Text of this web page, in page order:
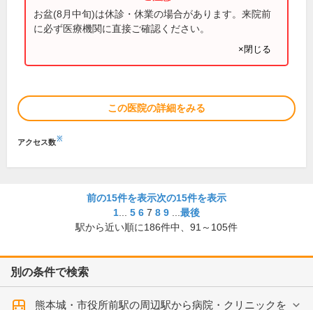
お盆(8月中旬)は休診・休業の場合があります。来院前
に必ず医療機関に直接ご確認ください。
×閉じる
この医院の詳細をみる
アクセス数※
前の15件を表示次の15件を表示
1
5 6 7 8 9
最後
駅から近い順に186件中、 91～105件
別の条件で検索
熊本城・市役所前駅の周辺駅から病院・クリニックを